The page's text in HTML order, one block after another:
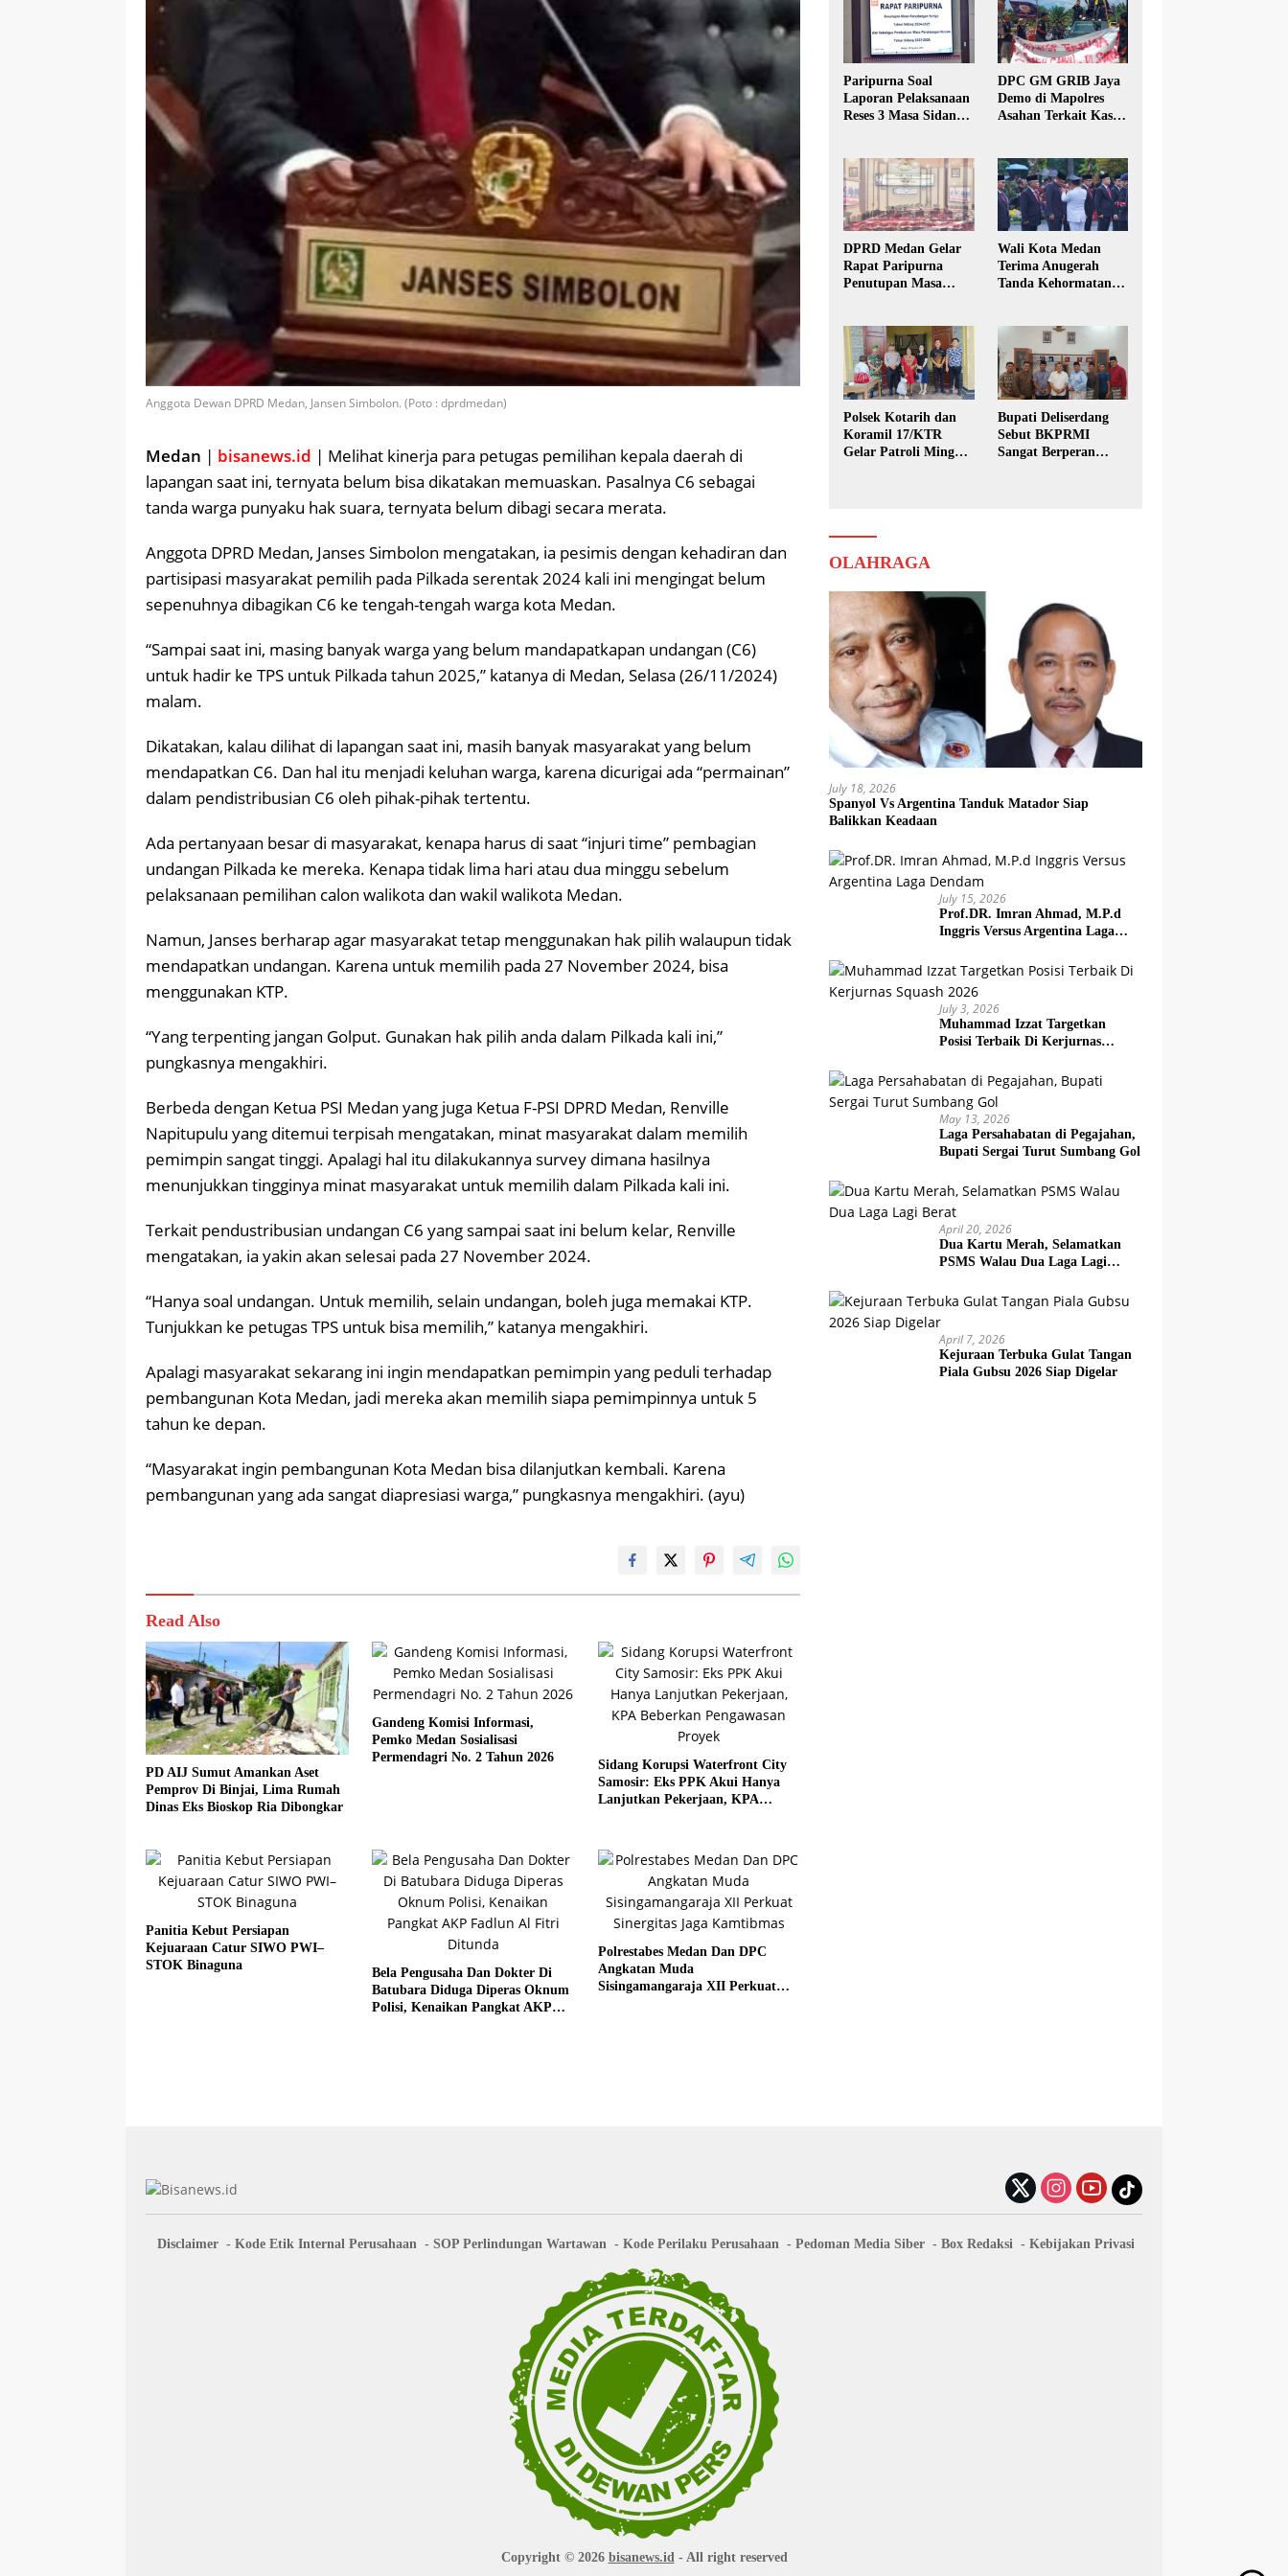
Anggota Dewan DPRD Medan, Jansen Simbolon. (Poto : dprdmedan)
Medan | bisanews.id | Melihat kinerja para petugas pemilihan kepala daerah di
lapangan saat ini, ternyata belum bisa dikatakan memuaskan. Pasalnya C6 sebagai
tanda warga punyaku hak suara, ternyata belum dibagi secara merata.
Anggota DPRD Medan, Janses Simbolon mengatakan, ia pesimis dengan kehadiran dan
partisipasi masyarakat pemilih pada Pilkada serentak 2024 kali ini mengingat belum
sepenuhnya dibagikan C6 ke tengah-tengah warga kota Medan.
“Sampai saat ini, masing banyak warga yang belum mandapatkapan undangan (C6)
untuk hadir ke TPS untuk Pilkada tahun 2025,” katanya di Medan, Selasa (26/11/2024)
malam.
Dikatakan, kalau dilihat di lapangan saat ini, masih banyak masyarakat yang belum
mendapatkan C6. Dan hal itu menjadi keluhan warga, karena dicurigai ada “permainan”
dalam pendistribusian C6 oleh pihak-pihak tertentu.
Ada pertanyaan besar di masyarakat, kenapa harus di saat “injuri time” pembagian
undangan Pilkada ke mereka. Kenapa tidak lima hari atau dua minggu sebelum
pelaksanaan pemilihan calon walikota dan wakil walikota Medan.
Namun, Janses berharap agar masyarakat tetap menggunakan hak pilih walaupun tidak
mendapatkan undangan. Karena untuk memilih pada 27 November 2024, bisa
menggunakan KTP.
“Yang terpenting jangan Golput. Gunakan hak pilih anda dalam Pilkada kali ini,”
pungkasnya mengakhiri.
Berbeda dengan Ketua PSI Medan yang juga Ketua F-PSI DPRD Medan, Renville
Napitupulu yang ditemui terpisah mengatakan, minat masyarakat dalam memilih
pemimpin sangat tinggi. Apalagi hal itu dilakukannya survey dimana hasilnya
menunjukkan tingginya minat masyarakat untuk memilih dalam Pilkada kali ini.
Terkait pendustribusian undangan C6 yang sampai saat ini belum kelar, Renville
mengatakan, ia yakin akan selesai pada 27 November 2024.
“Hanya soal undangan. Untuk memilih, selain undangan, boleh juga memakai KTP.
Tunjukkan ke petugas TPS untuk bisa memilih,” katanya mengakhiri.
Apalagi masyarakat sekarang ini ingin mendapatkan pemimpin yang peduli terhadap
pembangunan Kota Medan, jadi mereka akan memilih siapa pemimpinnya untuk 5
tahun ke depan.
“Masyarakat ingin pembangunan Kota Medan bisa dilanjutkan kembali. Karena
pembangunan yang ada sangat diapresiasi warga,” pungkasnya mengakhiri. (ayu)
Read Also
PD AIJ Sumut Amankan Aset
Pemprov Di Binjai, Lima Rumah
Dinas Eks Bioskop Ria Dibongkar
Gandeng Komisi Informasi,
Pemko Medan Sosialisasi
Permendagri No. 2 Tahun 2026
Sidang Korupsi Waterfront City
Samosir: Eks PPK Akui Hanya
Lanjutkan Pekerjaan, KPA
Panitia Kebut Persiapan
Kejuaraan Catur SIWO PWI–
STOK Binaguna
Bela Pengusaha Dan Dokter Di
Batubara Diduga Diperas Oknum
Polisi, Kenaikan Pangkat AKP
Polrestabes Medan Dan DPC
Angkatan Muda
Sisingamangaraja XII Perkuat
Paripurna Soal
Laporan Pelaksanaan
Reses 3 Masa Sidang
DPC GM GRIB Jaya
Demo di Mapolres
Asahan Terkait Kasus
DPRD Medan Gelar
Rapat Paripurna
Penutupan Masa
Wali Kota Medan
Terima Anugerah
Tanda Kehormatan
Polsek Kotarih dan
Koramil 17/KTR
Gelar Patroli Minggu
Bupati Deliserdang
Sebut BKPRMI
Sangat Berperan
OLAHRAGA
July 18, 2026
Spanyol Vs Argentina Tanduk Matador Siap
Balikkan Keadaan
July 15, 2026
Prof.DR. Imran Ahmad, M.P.d
Inggris Versus Argentina Laga
July 3, 2026
Muhammad Izzat Targetkan
Posisi Terbaik Di Kerjurnas
May 13, 2026
Laga Persahabatan di Pegajahan,
Bupati Sergai Turut Sumbang Gol
April 20, 2026
Dua Kartu Merah, Selamatkan
PSMS Walau Dua Laga Lagi
April 7, 2026
Kejuraan Terbuka Gulat Tangan
Piala Gubsu 2026 Siap Digelar
Disclaimer Kode Etik Internal Perusahaan SOP Perlindungan Wartawan Kode Perilaku Perusahaan Pedoman Media Siber Box Redaksi Kebijakan Privasi
Copyright © 2026 bisanews.id- All right reserved